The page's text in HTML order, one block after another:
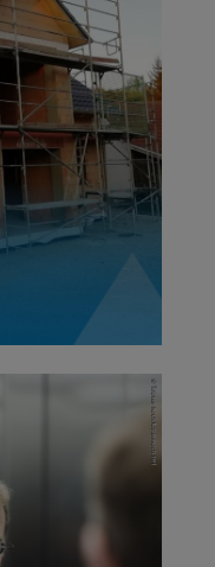
Wohnungen.
und
Auflagen,
oder gar
zu belasten.
klare
die
Bürokratie
Investitionen